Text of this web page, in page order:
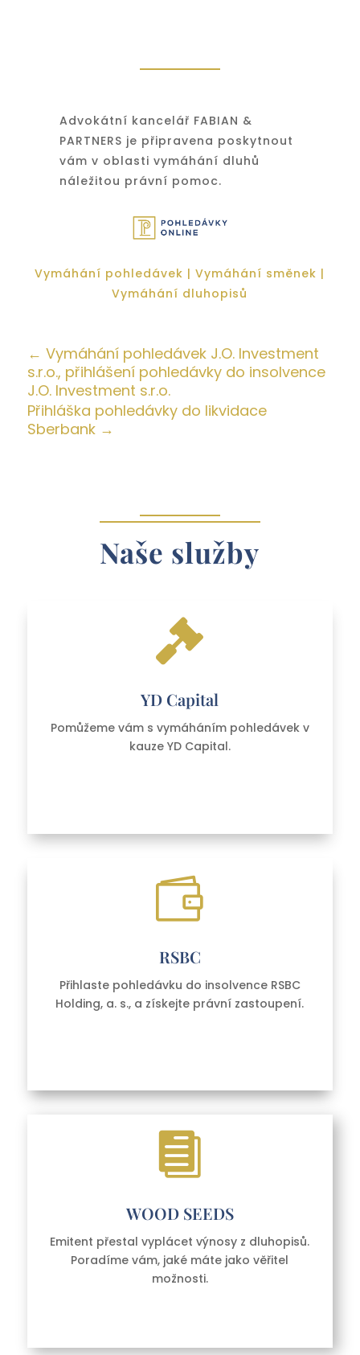
Advokátní kancelář FABIAN &
PARTNERS je připravena poskytnout
vám v oblasti vymáhání dluhů
náležitou právní pomoc.
Vymáhání pohledávek |Vymáhání směnek |
Vymáhání dluhopisů
← Vymáhání pohledávek J.O. Investment
s.r.o., přihlášení pohledávky do insolvence
J.O. Investment s.r.o.
Přihláška pohledávky do likvidace
Sberbank→
Naše služby

YD Capital
Pomůžeme vám s vymáháním pohledávek v
kauze YD Capital.

RSBC
Přihlaste pohledávku do insolvence RSBC
Holding, a. s., a získejte právní zastoupení.

WOOD SEEDS
Emitent přestal vyplácet výnosy z dluhopisů.
Poradíme vám, jaké máte jako věřitel
možnosti.